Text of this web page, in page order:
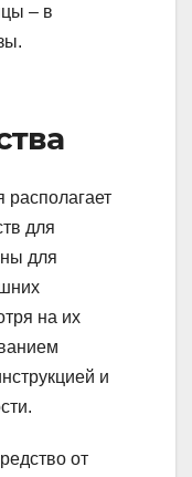
– в
располагает
для
для
на их
и
от